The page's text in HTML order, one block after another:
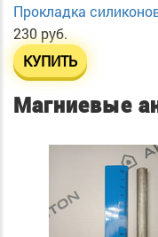
Прокладка
230 руб.
КУПИТЬ
Магниевые